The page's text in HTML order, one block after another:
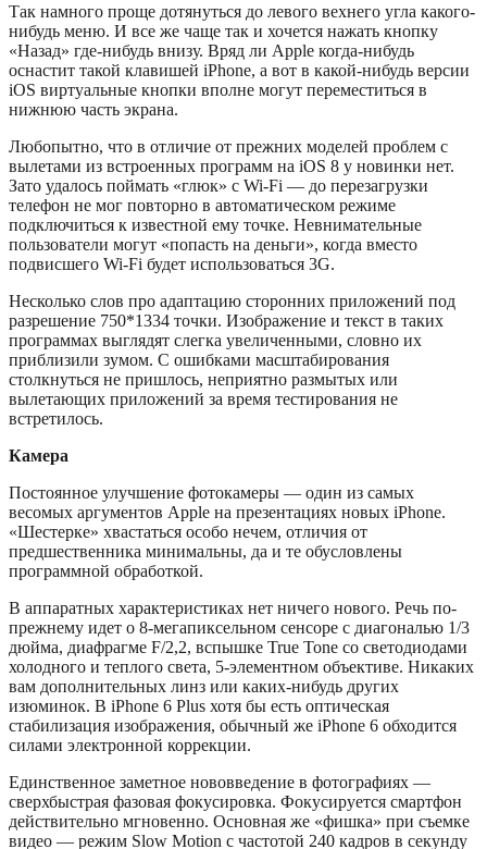
Так намного проще дотянуться до левого вехнего угла какого-
нибудь меню. И все же чаще так и хочется нажать кнопку
«Назад» где-нибудь внизу. Вряд ли Apple когда-нибудь
оснастит такой клавишей iPhone, а вот в какой-нибудь версии
iOS виртуальные кнопки вполне могут переместиться в
нижнюю часть экрана.
Любопытно, что в отличие от прежних моделей проблем с
вылетами из встроенных программ на iOS 8 у новинки нет.
Зато удалось поймать «глюк» с Wi-Fi — до перезагрузки
телефон не мог повторно в автоматическом режиме
подключиться к известной ему точке. Невнимательные
пользователи могут «попасть на деньги», когда вместо
подвисшего Wi-Fi будет использоваться 3G.
Несколько слов про адаптацию сторонних приложений под
разрешение 750*1334 точки. Изображение и текст в таких
программах выглядят слегка увеличенными, словно их
приблизили зумом. С ошибками масштабирования
столкнуться не пришлось, неприятно размытых или
вылетающих приложений за время тестирования не
встретилось.
Камера
Постоянное улучшение фотокамеры — один из самых
весомых аргументов Apple на презентациях новых iPhone.
«Шестерке» хвастаться особо нечем, отличия от
предшественника минимальны, да и те обусловлены
программной обработкой.
В аппаратных характеристиках нет ничего нового. Речь по-
прежнему идет о 8-мегапиксельном сенсоре с диагональю 1/3
дюйма, диафрагме F/2,2, вспышке True Tone со светодиодами
холодного и теплого света, 5-элементном объективе. Никаких
вам дополнительных линз или каких-нибудь других
изюминок. В iPhone 6 Plus хотя бы есть оптическая
стабилизация изображения, обычный же iPhone 6 обходится
силами электронной коррекции.
Единственное заметное нововведение в фотографиях —
сверхбыстрая фазовая фокусировка. Фокусируется смартфон
действительно мгновенно. Основная же «фишка» при съемке
видео — режим Slow Motion с частотой 240 кадров в секунду